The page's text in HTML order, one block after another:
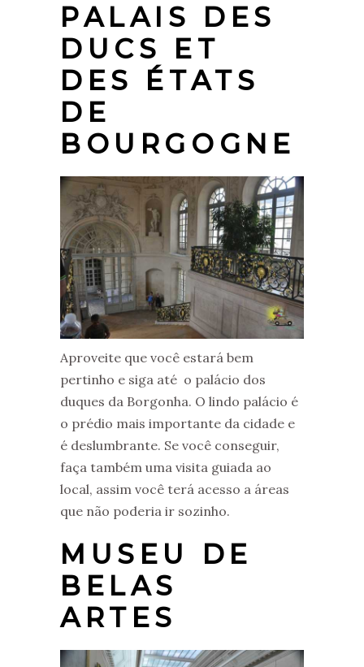
PALAIS DES
DUCS ET
DES ÉTATS
DE
BOURGOGNE
Aproveite que você estará bem
pertinho e siga até o palácio dos
duques da Borgonha. O lindo palácio é
o prédio mais importante da cidade e
é deslumbrante. Se você conseguir,
faça também uma visita guiada ao
local, assim você terá acesso a áreas
que não poderia ir sozinho.
MUSEU DE
BELAS
ARTES